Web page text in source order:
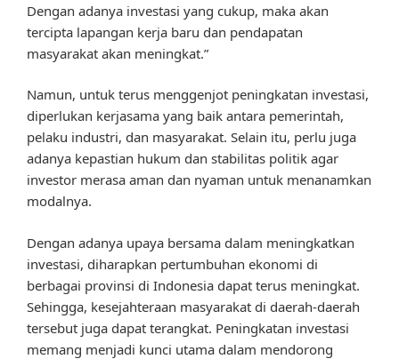
Dengan adanya investasi yang cukup, maka akan
tercipta lapangan kerja baru dan pendapatan
masyarakat akan meningkat.”
Namun, untuk terus menggenjot peningkatan investasi,
diperlukan kerjasama yang baik antara pemerintah,
pelaku industri, dan masyarakat. Selain itu, perlu juga
adanya kepastian hukum dan stabilitas politik agar
investor merasa aman dan nyaman untuk menanamkan
modalnya.
Dengan adanya upaya bersama dalam meningkatkan
investasi, diharapkan pertumbuhan ekonomi di
berbagai provinsi di Indonesia dapat terus meningkat.
Sehingga, kesejahteraan masyarakat di daerah-daerah
tersebut juga dapat terangkat. Peningkatan investasi
memang menjadi kunci utama dalam mendorong